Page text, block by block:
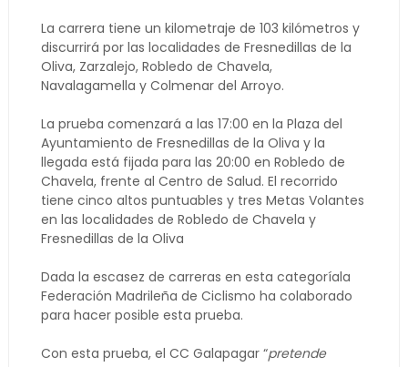
La carrera tiene un kilometraje de 103 kilómetros y
discurrirá por las localidades de Fresnedillas de la
Oliva, Zarzalejo, Robledo de Chavela,
Navalagamella y Colmenar del Arroyo.
La prueba comenzará a las 17:00 en la Plaza del
Ayuntamiento de Fresnedillas de la Oliva y la
llegada está fijada para las 20:00 en Robledo de
Chavela, frente al Centro de Salud. El recorrido
tiene cinco altos puntuables y tres Metas Volantes
en las localidades de Robledo de Chavela y
Fresnedillas de la Oliva
Dada la escasez de carreras en esta categoríala
Federación Madrileña de Ciclismo ha colaborado
para hacer posible esta prueba.
Con esta prueba, el CC Galapagar “pretende